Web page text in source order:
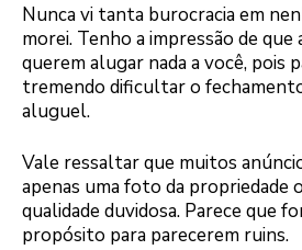
Nunca vi tanta burocracia em
morei. Tenho a impressão de que
querem alugar nada a você, pois
tremendo dificultar o
aluguel.
Vale ressaltar que muitos
apenas uma foto da propriedade
qualidade duvidosa. Parece que
propósito para parecerem ruins.